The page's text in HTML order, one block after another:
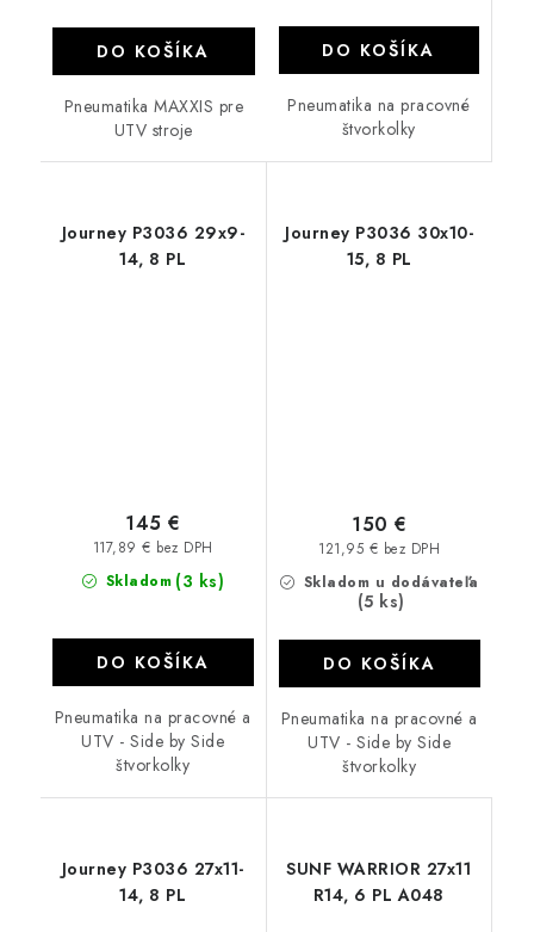
DO KOŠÍKA
Pneumatika MAXXIS pre
UTV stroje
DO KOŠÍKA
Pneumatika na pracovné
štvorkolky
Journey P3036 29x9-
14, 8 PL
Skladom (3 ks)
117,89 € bez DPH
145 €
DO KOŠÍKA
Pneumatika na pracovné a
UTV - Side by Side
štvorkolky
Journey P3036 30x10-
15, 8 PL
Skladom u dodávateľa
(5 ks)
121,95 € bez DPH
150 €
DO KOŠÍKA
Pneumatika na pracovné a
UTV - Side by Side
štvorkolky
Journey P3036 27x11-
14, 8 PL
SUNF WARRIOR 27x11
R14, 6 PL A048